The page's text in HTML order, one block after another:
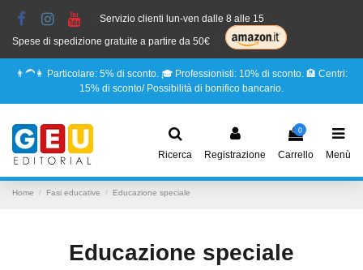
Servizio clienti lun-ven dalle 8 alle 15
Spese di spedizione gratuite a partire da 50€
👨‍🦱👩 Particolare: 5% di sconto. 🎓 Professionisti: 10% di sconto. 🏨 Centri:
15% di sconto/ Possibilità di bonifico bancario.
Ricerca Registrazione
0
Carrello Menù
Home Fasi educative Educazione speciale
Educazione speciale